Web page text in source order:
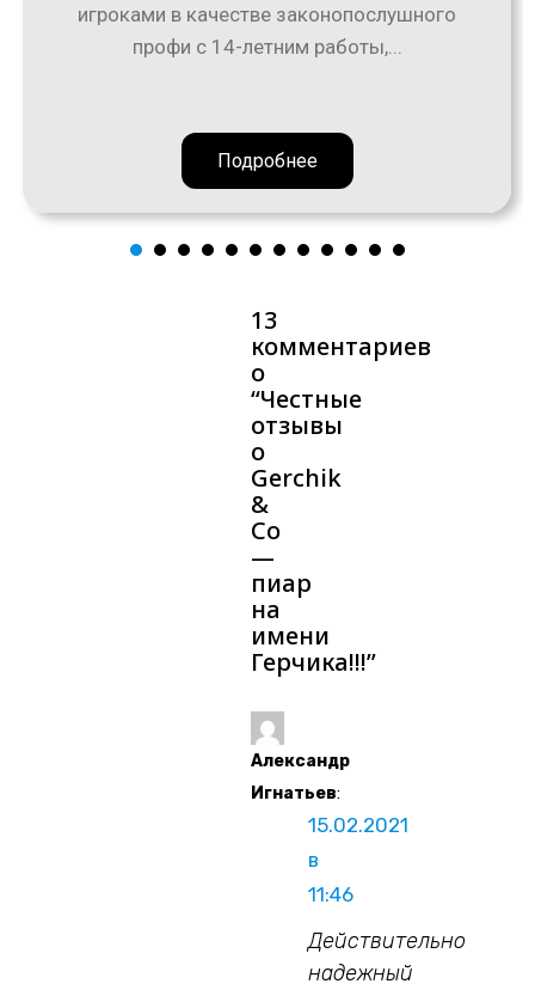
игроками в качестве законопослушного
профи с 14-летним работы,...
Подробнее
13
комментариев
о
“Честные
отзывы
о
Gerchik
&
Co
—
пиар
на
имени
Герчика!!!”
Александр
Игнатьев:
15.02.2021
в
11:46
Действительно
надежный